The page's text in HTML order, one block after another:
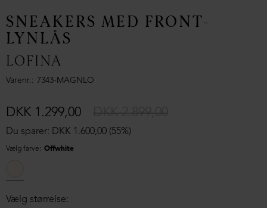
SNEAKERS MED FRONT-
LYNLÅS
LOFINA
Varenr. 7343-MAGNLO
Du sparer: DKK 1.600,00 (55%)
DKK 1.299,00
Vælg farve: Offwhite
Vælg størrelse: